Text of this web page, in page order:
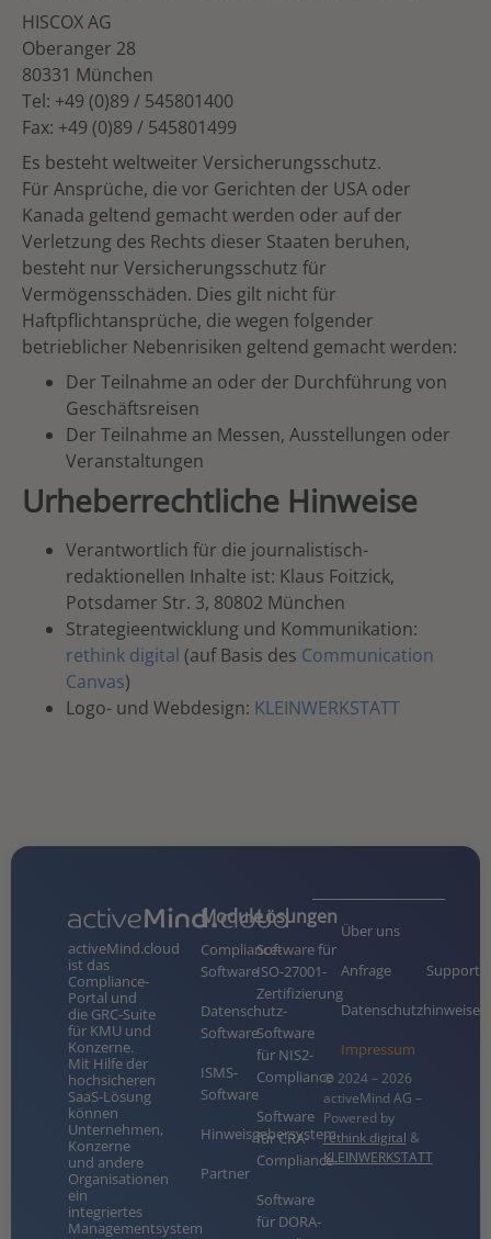
HISCOX AG
Oberanger 28
80331 München
Tel: +49 (0)89 / 545801400
Fax: +49 (0)89 / 545801499
Es besteht weltweiter Versicherungsschutz.
Für Ansprüche, die vor Gerichten der USA oder
Kanada geltend gemacht werden oder auf der
Verletzung des Rechts dieser Staaten beruhen,
besteht nur Versicherungsschutz für
Vermögensschäden. Dies gilt nicht für
Haftpflichtansprüche, die wegen folgender
betrieblicher Nebenrisiken geltend gemacht werden:
Der Teilnahme an oder der Durchführung von
Geschäftsreisen
Der Teilnahme an Messen, Ausstellungen oder
Veranstaltungen
Urheberrechtliche Hinweise
Verantwortlich für die journalistisch-
redaktionellen Inhalte ist: Klaus Foitzick,
Potsdamer Str. 3, 80802 München
Strategieentwicklung und Kommunikation:
rethink digital (auf Basis des Communication
Canvas)
Logo- und Webdesign: KLEINWERKSTATT
activeMind.cloud
ist das
Compliance-
Portal und
die GRC-Suite
für KMU und
Konzerne.
Mit Hilfe der
hochsicheren
SaaS-Lösung
können
Unternehmen,
Konzerne
und andere
Organisationen
ein
integriertes
Managementsystem
Module
Compliance-
Software
Datenschutz-
Software
ISMS-
Software
Hinweisgebersystem
Partner
Lösungen
Software für
ISO-27001-
Zertifizierung
Software
für NIS2-
Compliance
Software
für CRA-
Compliance
Software
für DORA-
Über uns
Anfrage
Support
Datenschutzhinweise
Impressum
© 2024 – 2026
activeMind AG –
Powered by
rethink digital &
KLEINWERKSTATT